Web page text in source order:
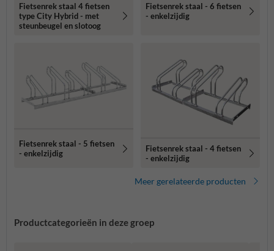
Fietsenrek staal 4 fietsen
type City Hybrid - met
steunbeugel en slotoog
Fietsenrek staal - 6 fietsen
- enkelzijdig
Fietsenrek staal - 5 fietsen
- enkelzijdig
Fietsenrek staal - 4 fietsen
- enkelzijdig
Meer gerelateerde producten
Productcategorieën in deze groep